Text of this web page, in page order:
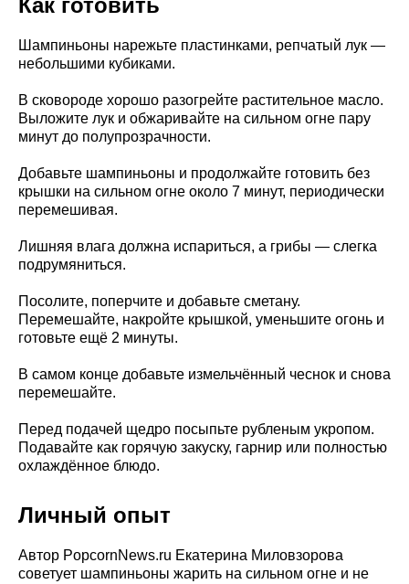
Как готовить
Шампиньоны нарежьте пластинками, репчатый лук —
небольшими кубиками.
В сковороде хорошо разогрейте растительное масло.
Выложите лук и обжаривайте на сильном огне пару
минут до полупрозрачности.
Добавьте шампиньоны и продолжайте готовить без
крышки на сильном огне около 7 минут, периодически
перемешивая.
Лишняя влага должна испариться, а грибы — слегка
подрумяниться.
Посолите, поперчите и добавьте сметану.
Перемешайте, накройте крышкой, уменьшите огонь и
готовьте ещё 2 минуты.
В самом конце добавьте измельчённый чеснок и снова
перемешайте.
Перед подачей щедро посыпьте рубленым укропом.
Подавайте как горячую закуску, гарнир или полностью
охлаждённое блюдо.
Личный опыт
Автор PopcornNews.ru Екатерина Миловзорова
советует шампиньоны жарить на сильном огне и не